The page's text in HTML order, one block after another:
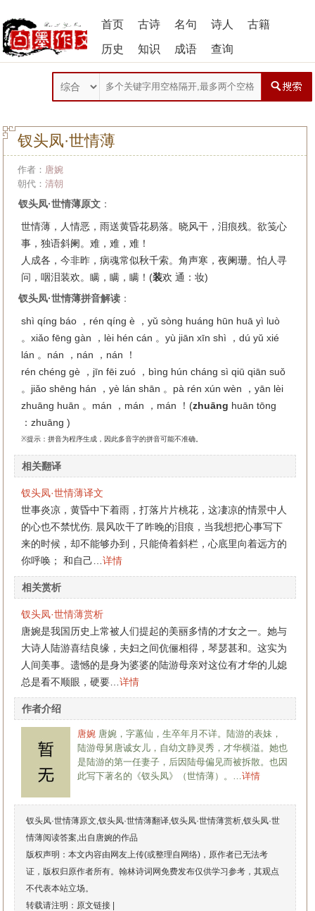
首页 古诗 名句 诗人 古籍
历史 知识 成语 查询
钗头凤·世情薄
作者： 唐婉
朝代：清朝
钗头凤·世情薄原文 ：
世情薄，人情恶，雨送黄昏花易落。晓风干，泪痕残。欲笺心
事，独语斜阑。难，难，难！
人成各，今非昨，病魂常似秋千索。角声寒，夜阑珊。怕人寻
问，咽泪装欢。瞒，瞒，瞒！(装欢 通：妆)
钗头凤·世情薄拼音解读 ：
shì qíng báo ，rén qíng è ，yǔ sòng huáng hūn huā yì luò
。xiǎo fēng gàn ，lèi hén cán 。yù jiān xīn shì ，dú yǔ xié
lán 。nán ，nán ，nán ！
rén chéng gè ，jīn fēi zuó ，bìng hún cháng sì qiū qiān suǒ
。jiǎo shēng hán ，yè lán shān 。pà rén xún wèn ，yān lèi
zhuāng huān 。mán ，mán ，mán ！(zhuāng huān tōng
：zhuāng )
※提示：拼音为程序生成，因此多音字的拼音可能不准确。
相关翻译
钗头凤·世情薄译文
世事炎凉，黄昏中下着雨，打落片片桃花，这凄凉的情景中人
的心也不禁忧伤. 晨风吹干了昨晚的泪痕，当我想把心事写下
来的时候，却不能够办到，只能倚着斜栏，心底里向着远方的
你呼唤； 和自己…详情
相关赏析
钗头凤·世情薄赏析
唐婉是我国历史上常被人们提起的美丽多情的才女之一。她与
大诗人陆游喜结良缘，夫妇之间伉俪相得，琴瑟甚和。这实为
人间美事。遗憾的是身为婆婆的陆游母亲对这位有才华的儿媳
总是看不顺眼，硬要…详情
作者介绍
唐婉 唐婉，字蕙仙，生卒年月不详。陆游的表妹，
陆游母舅唐诚女儿，自幼文静灵秀，才华横溢。她也
是陆游的第一任妻子，后因陆母偏见而被拆散。也因
此写下著名的《钗头凤》（世情薄）。…详情
钗头凤·世情薄原文,钗头凤·世情薄翻译,钗头凤·世情薄赏析,钗头凤·世
情薄阅读答案,出自唐婉的作品
版权声明：本文内容由网友上传(或整理自网络)，原作者已无法考
证，版权归原作者所有。翰林诗词网免费发布仅供学习参考，其观点
不代表本站立场。
转载请注明：原文链接 |